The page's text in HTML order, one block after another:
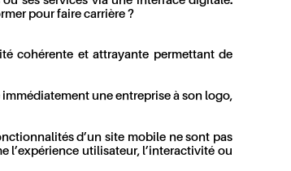
pour faire carrière ?
cohérente et attrayante permettant de
une entreprise à son logo,
d’un site mobile ne sont pas
l’expérience utilisateur, l’interactivité ou